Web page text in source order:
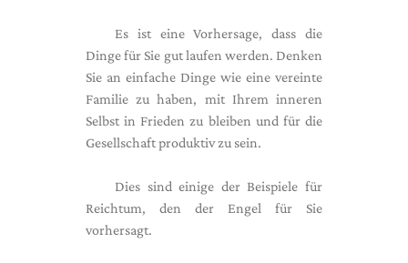
Es ist eine Vorhersage, dass die
Dinge für Sie gut laufen werden. Denken
Sie an einfache Dinge wie eine vereinte
Familie zu haben, mit Ihrem inneren
Selbst in Frieden zu bleiben und für die
Gesellschaft produktiv zu sein.
Dies sind einige der Beispiele für
Reichtum, den der Engel für Sie
vorhersagt.